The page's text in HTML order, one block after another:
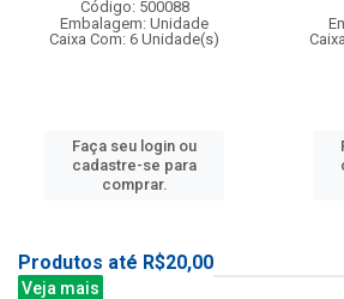
Código: 500088
Embalagem: Unidade
Caixa Com: 6 Unidade(s)
Faça seu login ou
cadastre-se para
comprar.
Produtos até R$20,00
Veja mais